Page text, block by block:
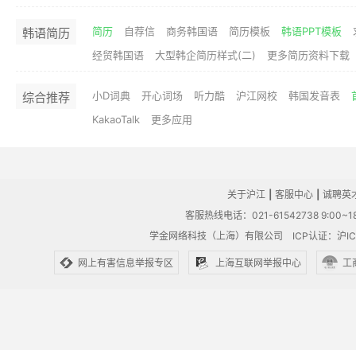
韩语简历 简历 自荐信 商务韩国语 简历模板 韩语PPT模板
经贸韩国语
大型韩企简历样式(二) 更多简历资料下载
综合推荐 小D词典 开心词场 听力酷 沪江网校 韩国发音表
KakaoTalk
更多应用
关于沪江 客服中心
诚聘英
客服热线电话：021-61542738
学金网络科技（上海）有限公司 ICP认证：沪
网上有害信息举报专区 上海互联网举报中心 工